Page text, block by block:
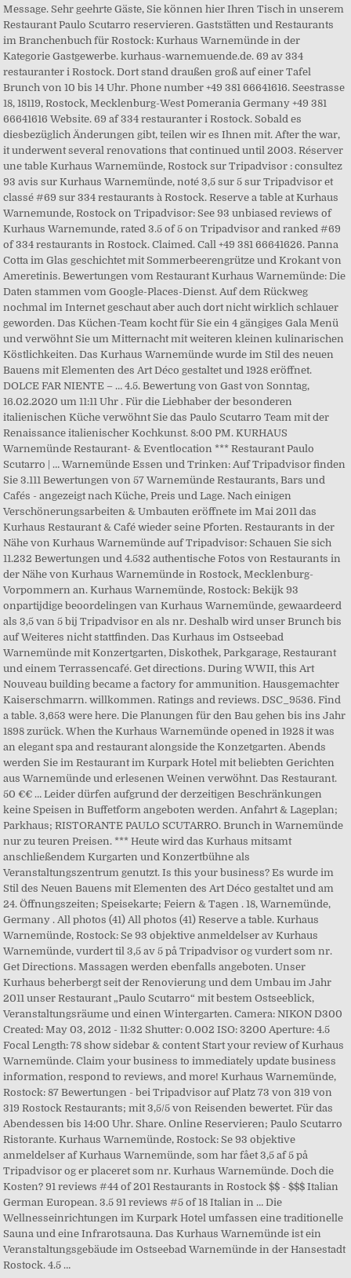
Message. Sehr geehrte Gäste, Sie können hier Ihren Tisch in unserem
Restaurant Paulo Scutarro reservieren. Gaststätten und Restaurants
im Branchenbuch für Rostock: Kurhaus Warnemünde in der
Kategorie Gastgewerbe. kurhaus-warnemuende.de. 69 av 334
restauranter i Rostock. Dort stand draußen groß auf einer Tafel
Brunch von 10 bis 14 Uhr. Phone number +49 381 66641616. Seestrasse
18, 18119, Rostock, Mecklenburg-West Pomerania Germany +49 381
66641616 Website. 69 af 334 restauranter i Rostock. Sobald es
diesbezüglich Änderungen gibt, teilen wir es Ihnen mit. After the war,
it underwent several renovations that continued until 2003. Réserver
une table Kurhaus Warnemünde, Rostock sur Tripadvisor : consultez
93 avis sur Kurhaus Warnemünde, noté 3,5 sur 5 sur Tripadvisor et
classé #69 sur 334 restaurants à Rostock. Reserve a table at Kurhaus
Warnemunde, Rostock on Tripadvisor: See 93 unbiased reviews of
Kurhaus Warnemunde, rated 3.5 of 5 on Tripadvisor and ranked #69
of 334 restaurants in Rostock. Claimed. Call +49 381 66641626. Panna
Cotta im Glas geschichtet mit Sommerbeerengrütze und Krokant von
Ameretinis. Bewertungen vom Restaurant Kurhaus Warnemünde: Die
Daten stammen vom Google-Places-Dienst. Auf dem Rückweg
nochmal im Internet geschaut aber auch dort nicht wirklich schlauer
geworden. Das Küchen-Team kocht für Sie ein 4 gängiges Gala Menü
und verwöhnt Sie um Mitternacht mit weiteren kleinen kulinarischen
Köstlichkeiten. Das Kurhaus Warnemünde wurde im Stil des neuen
Bauens mit Elementen des Art Déco gestaltet und 1928 eröffnet.
DOLCE FAR NIENTE – … 4.5. Bewertung von Gast von Sonntag,
16.02.2020 um 11:11 Uhr . Für die Liebhaber der besonderen
italienischen Küche verwöhnt Sie das Paulo Scutarro Team mit der
Renaissance italienischer Kochkunst. 8:00 PM. KURHAUS
Warnemünde Restaurant- & Eventlocation *** Restaurant Paulo
Scutarro | … Warnemünde Essen und Trinken: Auf Tripadvisor finden
Sie 3.111 Bewertungen von 57 Warnemünde Restaurants, Bars und
Cafés - angezeigt nach Küche, Preis und Lage. Nach einigen
Verschönerungsarbeiten & Umbauten eröffnete im Mai 2011 das
Kurhaus Restaurant & Café wieder seine Pforten. Restaurants in der
Nähe von Kurhaus Warnemünde auf Tripadvisor: Schauen Sie sich
11.232 Bewertungen und 4.532 authentische Fotos von Restaurants in
der Nähe von Kurhaus Warnemünde in Rostock, Mecklenburg-
Vorpommern an. Kurhaus Warnemünde, Rostock: Bekijk 93
onpartijdige beoordelingen van Kurhaus Warnemünde, gewaardeerd
als 3,5 van 5 bij Tripadvisor en als nr. Deshalb wird unser Brunch bis
auf Weiteres nicht stattfinden. Das Kurhaus im Ostseebad
Warnemünde mit Konzertgarten, Diskothek, Parkgarage, Restaurant
und einem Terrassencafé. Get directions. During WWII, this Art
Nouveau building became a factory for ammunition. Hausgemachter
Kaiserschmarrn. willkommen. Ratings and reviews. DSC_9536. Find
a table. 3,653 were here. Die Planungen für den Bau gehen bis ins Jahr
1898 zurück. When the Kurhaus Warnemünde opened in 1928 it was
an elegant spa and restaurant alongside the Konzetgarten. Abends
werden Sie im Restaurant im Kurpark Hotel mit beliebten Gerichten
aus Warnemünde und erlesenen Weinen verwöhnt. Das Restaurant.
50 €€ … Leider dürfen aufgrund der derzeitigen Beschränkungen
keine Speisen in Buffetform angeboten werden. Anfahrt & Lageplan;
Parkhaus; RISTORANTE PAULO SCUTARRO. Brunch in Warnemünde
nur zu teuren Preisen. *** Heute wird das Kurhaus mitsamt
anschließendem Kurgarten und Konzertbühne als
Veranstaltungszentrum genutzt. Is this your business? Es wurde im
Stil des Neuen Bauens mit Elementen des Art Déco gestaltet und am
24. Öffnungszeiten; Speisekarte; Feiern & Tagen . 18, Warnemünde,
Germany . All photos (41) All photos (41) Reserve a table. Kurhaus
Warnemünde, Rostock: Se 93 objektive anmeldelser av Kurhaus
Warnemünde, vurdert til 3,5 av 5 på Tripadvisor og vurdert som nr.
Get Directions. Massagen werden ebenfalls angeboten. Unser
Kurhaus beherbergt seit der Renovierung und dem Umbau im Jahr
2011 unser Restaurant „Paulo Scutarro“ mit bestem Ostseeblick,
Veranstaltungsräume und einen Wintergarten. Camera: NIKON D300
Created: May 03, 2012 - 11:32 Shutter: 0.002 ISO: 3200 Aperture: 4.5
Focal Length: 78 show sidebar & content Start your review of Kurhaus
Warnemünde. Claim your business to immediately update business
information, respond to reviews, and more! Kurhaus Warnemünde,
Rostock: 87 Bewertungen - bei Tripadvisor auf Platz 73 von 319 von
319 Rostock Restaurants; mit 3,5/5 von Reisenden bewertet. Für das
Abendessen bis 14:00 Uhr. Share. Online Reservieren; Paulo Scutarro
Ristorante. Kurhaus Warnemünde, Rostock: Se 93 objektive
anmeldelser af Kurhaus Warnemünde, som har fået 3,5 af 5 på
Tripadvisor og er placeret som nr. Kurhaus Warnemünde. Doch die
Kosten? 91 reviews #44 of 201 Restaurants in Rostock $$ - $$$ Italian
German European. 3.5 91 reviews #5 of 18 Italian in … Die
Wellnesseinrichtungen im Kurpark Hotel umfassen eine traditionelle
Sauna und eine Infrarotsauna. Das Kurhaus Warnemünde ist ein
Veranstaltungsgebäude im Ostseebad Warnemünde in der Hansestadt
Rostock. 4.5 …